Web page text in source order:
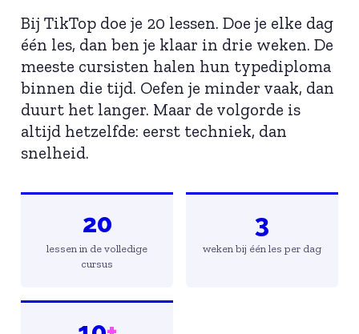
Bij TikTop doe je 20 lessen. Doe je elke dag
één les, dan ben je klaar in drie weken. De
meeste cursisten halen hun typediploma
binnen die tijd. Oefen je minder vaak, dan
duurt het langer. Maar de volgorde is
altijd hetzelfde: eerst techniek, dan
snelheid.
20
lessen in de volledige
cursus
3
weken bij één les per dag